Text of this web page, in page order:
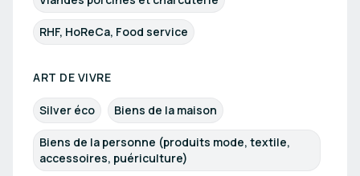
RHF, HoReCa, Food service
ART DE VIVRE
Silver éco Biens de la maison
Biens de la personne (produits mode, textile,
accessoires, puériculture)